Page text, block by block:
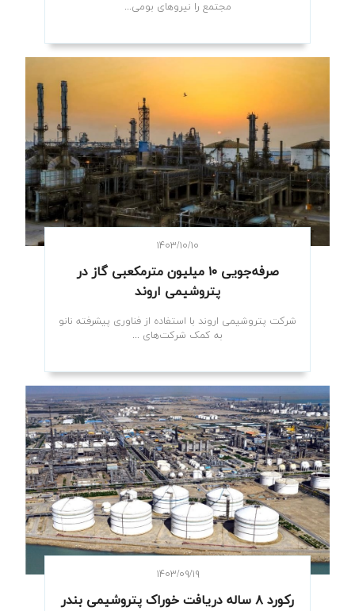
مجتمع را نیروهای بومی...
۱۴۰۳/۱۰/۱۰
صرفه‌جویی ۱۰ میلیون مترمکعبی گاز در
پتروشیمی اروند
شرکت پتروشیمی اروند با استفاده از فناوری پیشرفته نانو
به کمک شرکت‌های ...
۱۴۰۳/۰۹/۱۹
رکورد ۸ ساله دریافت خوراک پتروشیمی بندر